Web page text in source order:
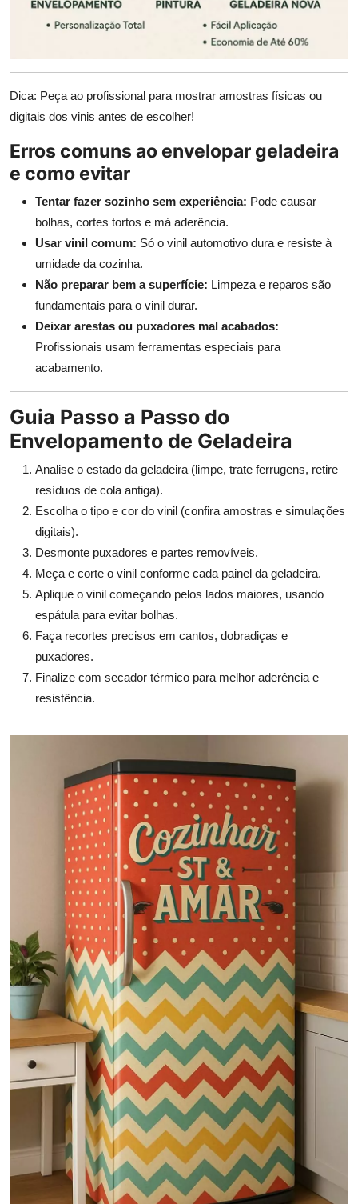
Dica: Peça ao profissional para mostrar amostras físicas ou
digitais dos vinis antes de escolher!
Erros comuns ao envelopar geladeira
e como evitar
Tentar fazer sozinho sem experiência: Pode causar
bolhas, cortes tortos e má aderência.
Usar vinil comum: Só o vinil automotivo dura e resiste à
umidade da cozinha.
Não preparar bem a superfície: Limpeza e reparos são
fundamentais para o vinil durar.
Deixar arestas ou puxadores mal acabados:
Profissionais usam ferramentas especiais para
acabamento.
Guia Passo a Passo do
Envelopamento de Geladeira
Analise o estado da geladeira (limpe, trate ferrugens, retire
resíduos de cola antiga).
Escolha o tipo e cor do vinil (confira amostras e simulações
digitais).
Desmonte puxadores e partes removíveis.
Meça e corte o vinil conforme cada painel da geladeira.
Aplique o vinil começando pelos lados maiores, usando
espátula para evitar bolhas.
Faça recortes precisos em cantos, dobradiças e
puxadores.
Finalize com secador térmico para melhor aderência e
resistência.